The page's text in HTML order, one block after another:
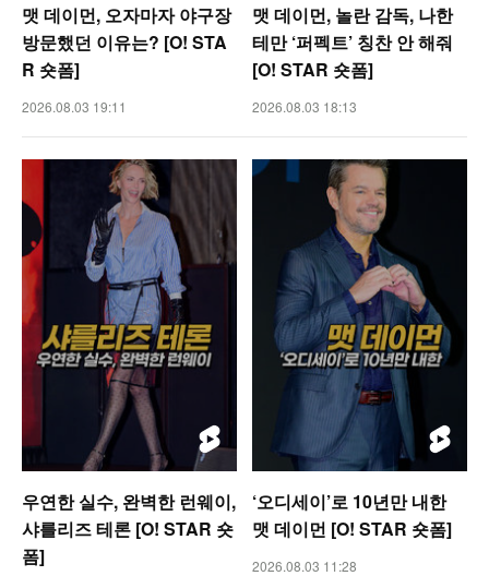
맷 데이먼, 오자마자 야구장
방문했던 이유는? [O! STA
R 숏폼]
2026.08.03 19:11
맷 데이먼, 놀란 감독, 나한
테만 ‘퍼펙트’ 칭찬 안 해줘
[O! STAR 숏폼]
2026.08.03 18:13
우연한 실수, 완벽한 런웨이,
샤를리즈 테론 [O! STAR 숏
폼]
‘오디세이’로 10년만 내한
맷 데이먼 [O! STAR 숏폼]
2026.08.03 11:28